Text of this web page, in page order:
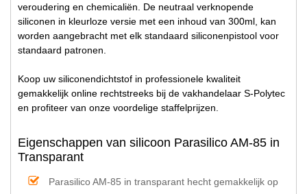
veroudering en chemicaliën. De neutraal verknopende
siliconen in kleurloze versie met een inhoud van 300ml, kan
worden aangebracht met elk standaard siliconenpistool voor
standaard patronen.
Koop uw siliconendichtstof in professionele kwaliteit
gemakkelijk online rechtstreeks bij de vakhandelaar S-Polytec
en profiteer van onze voordelige staffelprijzen.
Eigenschappen van silicoon Parasilico AM-85 in
Transparant
Parasilico AM-85 in transparant hecht gemakkelijk op